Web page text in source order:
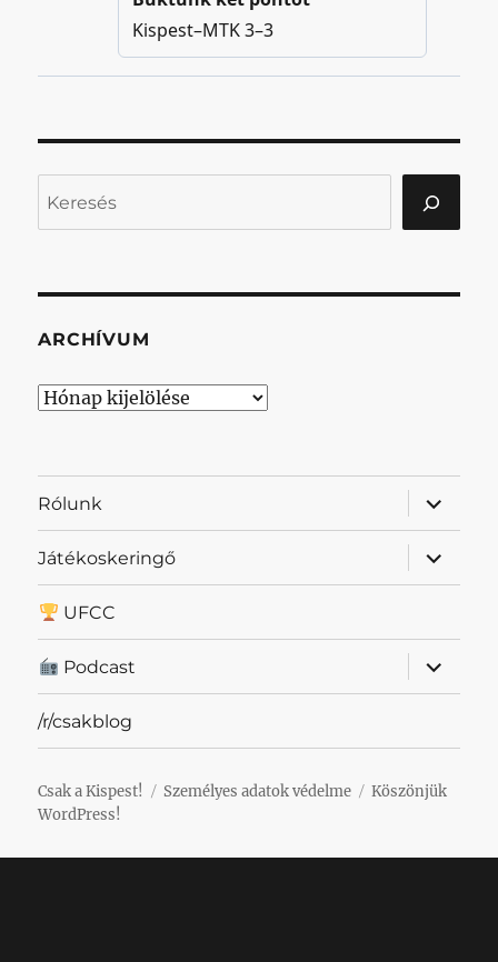
ARCHÍVUM
Archívum
Rólunk
almenü
Játékoskeringő
almenü
UFCC
Podcast
almenü
/r/csakblog
Csak a Kispest! Személyes adatok védelme
Köszönjük
WordPress!